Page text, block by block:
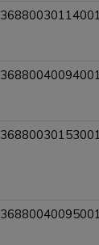
36880030114001
36880040094001
36880030153001
36880040095001